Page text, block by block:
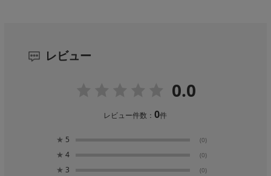
レビュー
0.0
レビュー件数：0件
★ 5 (0)
★ 4 (0)
★ 3 (0)